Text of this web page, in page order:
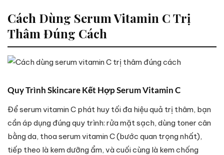
Cách Dùng Serum Vitamin C Trị
Thâm Đúng Cách
Quy Trình Skincare Kết Hợp Serum Vitamin C
Để serum vitamin C phát huy tối đa hiệu quả trị thâm, bạn
cần áp dụng đúng quy trình: rửa mặt sạch, dùng toner cân
bằng da, thoa serum vitamin C (bước quan trọng nhất),
tiếp theo là kem dưỡng ẩm, và cuối cùng là kem chống